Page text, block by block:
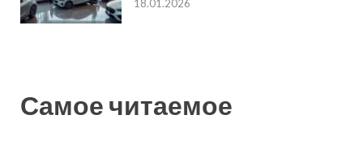
18.01.2026
Самое читаемое